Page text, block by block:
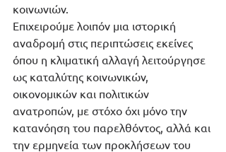
κοινωνιών.
Επιχειρούμε λοιπόν μια ιστορική
αναδρομή στις περιπτώσεις εκείνες
όπου η κλιματική αλλαγή λειτούργησε
ως καταλύτης κοινωνικών,
οικονομικών και πολιτικών
ανατροπών, με στόχο όχι μόνο την
κατανόηση του παρελθόντος, αλλά και
την ερμηνεία των προκλήσεων του